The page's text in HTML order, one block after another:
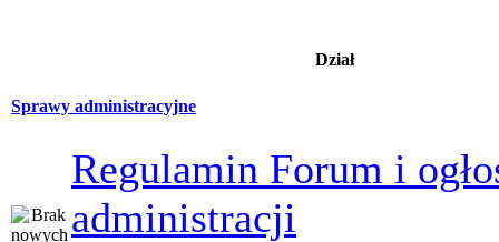
Dział
Sprawy administracyjne
Regulamin Forum i
administracji